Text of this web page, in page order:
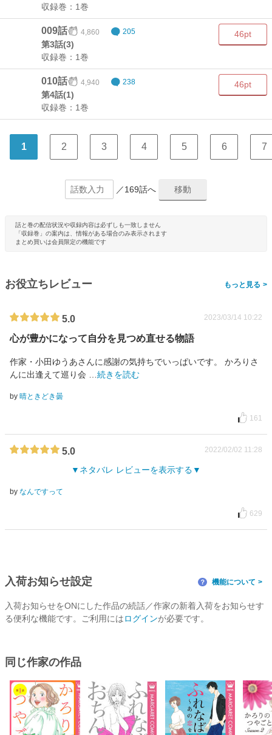
収録巻：1巻
009話 4,860 205
第3話(3)
収録巻：1巻
46pt
010話 4,940 238
第4話(1)
収録巻：1巻
46pt
1 2 3 4 5 6 7
／169話へ
話と巻の配信状況や収録内容は必ずしも一致しません
「収録巻」の案内は、情報がある場合のみ表示されます
まとめ買いは会員限定の機能です
お役立ちレビュー >
5.0 2023/03/14 10:22
心が豊かになって自分を見つめ直せる物語
作家・小田ゆうあさんに感謝の気持ちでいっぱいです。 かろりさ
んに出逢えて巡り会 …続きを読む
by 晴ときどき曇
161
5.0 2022/02/02 11:28
ネタバレ レビューを表示する
by なんですって
629
入荷お知らせ設定 ？ 機能について
入荷お知らせをONにした作品の続話／作家の新着入荷をお知らせす
る便利な機能です。ご利用にはログインが必要です。
同じ作家の作品